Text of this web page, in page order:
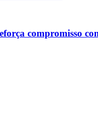
compromisso